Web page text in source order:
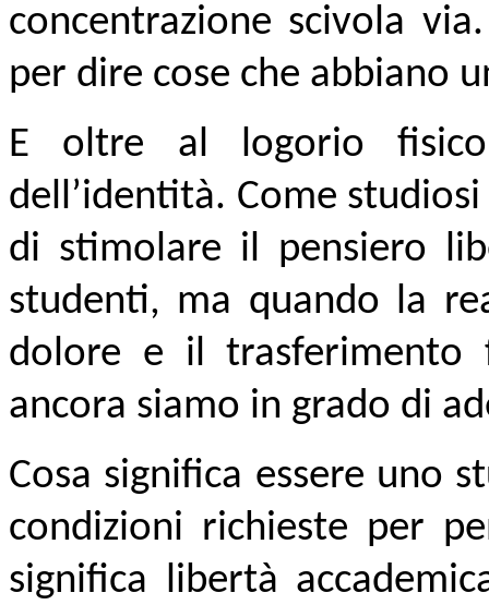
concentrazione scivola
per dire cose che abbiano
E oltre al logorio fisico
dell’identità. Come
di stimolare il pensiero
studenti, ma quando la
dolore e il trasferimento
ancora siamo in grado di
Cosa significa essere uno
condizioni richieste per
significa libertà